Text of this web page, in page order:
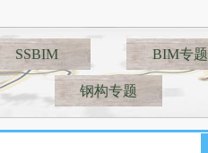
SSBIM BIM专题
钢构专题